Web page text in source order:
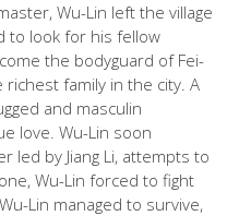
Wu-Lin left the village
to look for his fellow
the bodyguard of Fei-
richest family in the city. A
and masculin
love. Wu-Lin soon
led by Jiang Li, attempts to
Wu-Lin forced to fight
Lin managed to survive,